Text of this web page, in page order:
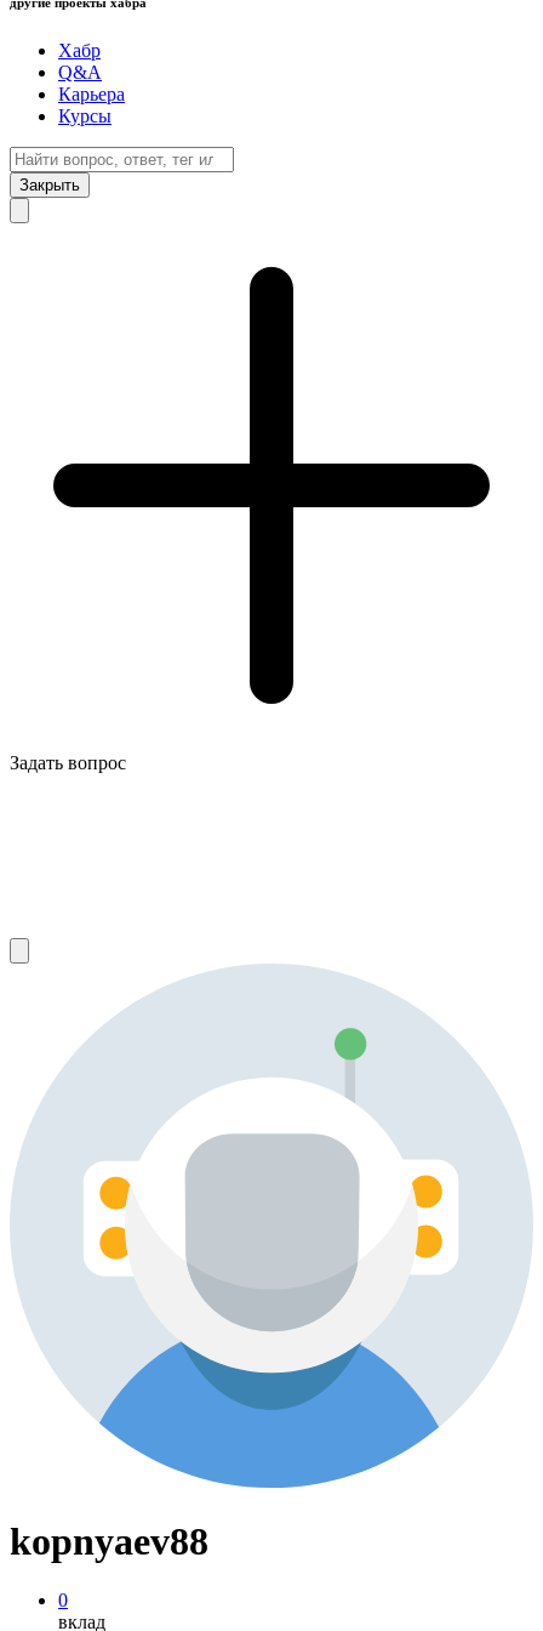
Хабр
Q&A
Карьера
Курсы
Закрыть
Задать вопрос
kopnyaev88
0
вклад